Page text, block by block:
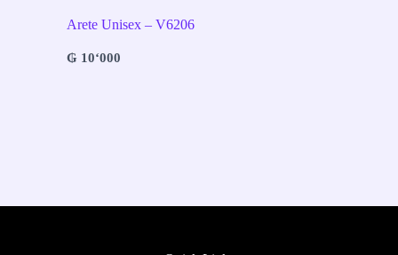
Arete Unisex – V6206
₲10‘000